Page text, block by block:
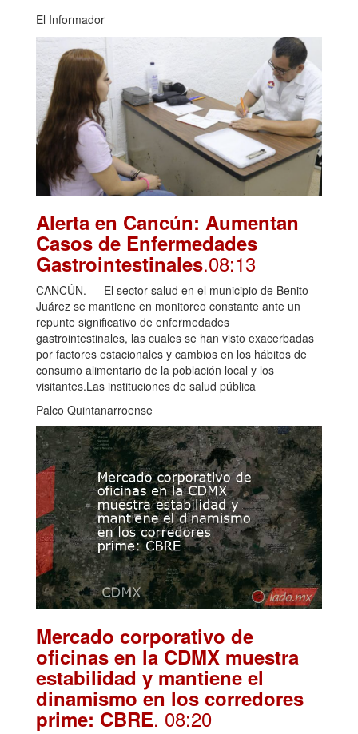
El Informador
Alerta en Cancún: Aumentan
Casos de Enfermedades
Gastrointestinales.08:13
CANCÚN. — El sector salud en el municipio de Benito
Juárez se mantiene en monitoreo constante ante un
repunte significativo de enfermedades
gastrointestinales, las cuales se han visto exacerbadas
por factores estacionales y cambios en los hábitos de
consumo alimentario de la población local y los
visitantes.Las instituciones de salud pública
Palco Quintanarroense
Mercado corporativo de
oficinas en la CDMX muestra
estabilidad y mantiene el
dinamismo en los corredores
prime: CBRE. 08:20